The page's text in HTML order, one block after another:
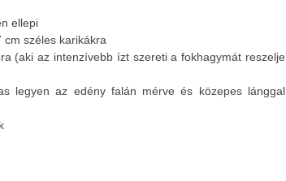
ellepi
széles karikákra
(aki az intenzívebb ízt szereti a fokhagymát reszelje
legyen az edény falán mérve és közepes lánggal